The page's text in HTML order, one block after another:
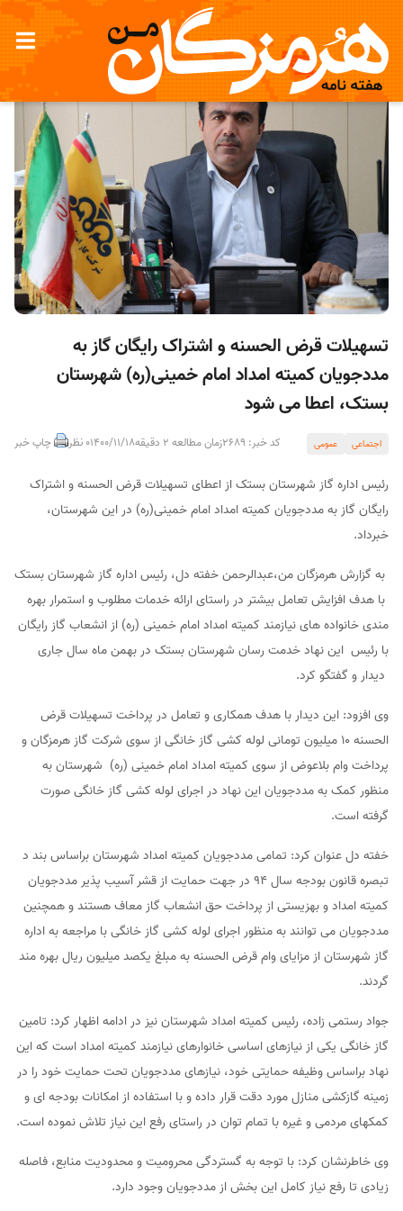
تسهیلات قرض الحسنه و اشتراک رایگان گاز به
مددجویان کمیته امداد امام خمینی(ره) شهرستان
بستک، اعطا می شود
اجتماعی عمومی کد خبر: 2689 زمان مطالعه 2 دقیقه 1400/11/180 نظر چاپ خبر
رئیس اداره گاز شهرستان بستک از اعطای تسهیلات قرض الحسنه و اشتراک
رایگان گاز به مددجویان کمیته امداد امام خمینی(ره) در این شهرستان،
خبرداد.
به گزارش هرمزگان من،عبدالرحمن خفته دل، رئیس اداره گاز شهرستان بستک
با هدف افزایش تعامل بیشتر در راستای ارائه خدمات مطلوب و استمرار بهره
مندی خانواده های نیازمند کمیته امداد امام خمینی (ره) از انشعاب گاز رایگان
با رئیس این نهاد خدمت رسان شهرستان بستک در بهمن ماه سال جاری
دیدار و گفتگو کرد.
وی افزود: این دیدار با هدف همکاری و تعامل در پرداخت تسهیلات قرض
الحسنه ۱۰ میلیون تومانی لوله کشی گاز خانگی از سوی شرکت گاز هرمزگان و
پرداخت وام بلاعوض از سوی کمیته امداد امام خمینی (ره) شهرستان به
منظور کمک به مددجویان این نهاد در اجرای لوله کشی گاز خانگی صورت
گرفته است.
خفته دل عنوان کرد: تمامی مددجویان کمیته امداد شهرستان براساس بند د
تبصره قانون بودجه سال ۹۴ در جهت حمایت از قشر آسیب پذیر مددجویان
کمیته امداد و بهزیستی از پرداخت حق انشعاب گاز معاف هستند و همچنین
مددجویان می توانند به منظور اجرای لوله کشی گاز خانگی با مراجعه به اداره
گاز شهرستان از مزایای وام قرض الحسنه به مبلغ یکصد میلیون ریال بهره مند
گردند.
جواد رستمی زاده، رئیس کمیته امداد شهرستان نیز در ادامه اظهار کرد: تامین
گاز خانگی یکی از نیازهای اساسی خانوارهای نیازمند کمیته امداد است که این
نهاد براساس وظیفه حمایتی خود، نیازهای مددجویان تحت حمایت خود را در
زمینه گازکشی منازل مورد دقت قرار داده و با استفاده از امکانات بودجه ای و
کمکهای مردمی و غیره با تمام توان در راستای رفع این نیاز تلاش نموده است.
وی خاطرنشان کرد: با توجه به گستردگی محرومیت و محدودیت منابع، فاصله
زیادی تا رفع نیاز کامل این بخش از مددجویان وجود دارد.